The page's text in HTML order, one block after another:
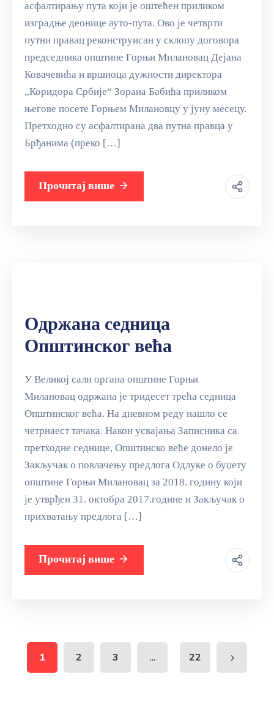
асфалтирању пута који је оштећен приликом
изградње деонице ауто-пута. Ово је четврти
путни правац реконструисан у склопу договора
председника општине Горњи Милановац Дејана
Ковачевића и вршиоца дужности директора
„Коридора Србије“ Зорана Бабића приликом
његове посете Горњем Милановцу у јуну месецу.
Претходно су асфалтирана два путна правца у
Брђанима (преко […]
Прочитај више
Одржана седница
Општинског већа
У Великој сали органа општине Горњи
Милановац одржана је тридесет трећа седница
Општинског већа. На дневном реду нашло се
четрнаест тачака. Након усвајања Записника са
претходне седнице, Општинско веће донело је
Закључак о повлачењу предлога Одлуке о буџету
општине Горњи Милановац за 2018. годину који
је утврђен 31. октобра 2017.године и Закључак о
прихватању предлога […]
Прочитај више
1 2 3 ... 22